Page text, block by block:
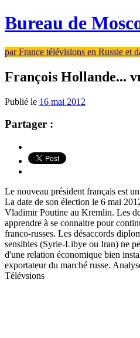
Bureau de
par France télévisions en Russie et
François Hollande...
Publié le 16 mai 2012
Partager :
Le nouveau président français est
La date de son élection le 6 mai
Vladimir Poutine au Kremlin. Les
apprendre à se connaitre pour
franco-russes. Les désaccords
sensibles (Syrie-Libye ou Iran) ne
d'une relation économique bien
exportateur du marché russe.
Télévsions